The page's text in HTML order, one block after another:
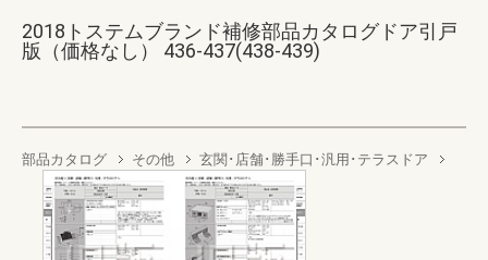
2018トステムブランド補修部品カタログドア引戸
版（価格なし） 436-437(438-439)
部品カタログ その他 玄関･店舗･勝手口･汎用･テラスドア